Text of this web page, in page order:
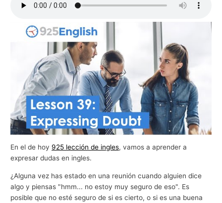
En el de hoy 925 lección de ingles, vamos a aprender a
expresar dudas en ingles.
¿Alguna vez has estado en una reunión cuando alguien dice
algo y piensas "hmm... no estoy muy seguro de eso". Es
posible que no esté seguro de si es cierto, o si es una buena